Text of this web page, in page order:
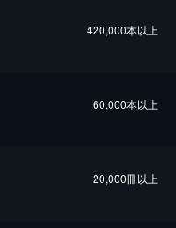
420,000本以上
60,000本以上
20,000冊以上